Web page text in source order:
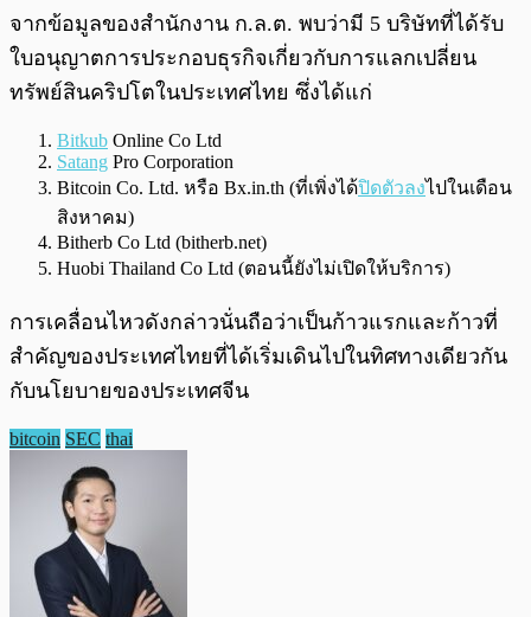
จากข้อมูลของสำนักงาน ก.ล.ต. พบว่ามี 5 บริษัทที่ได้รับ
ใบอนุญาตการประกอบธุรกิจเกี่ยวกับการแลกเปลี่ยน
ทรัพย์สินคริปโตในประเทศไทย ซึ่งได้แก่
Bitkub Online Co Ltd
Satang Pro Corporation
Bitcoin Co. Ltd. หรือ Bx.in.th (ที่เพิ่งได้ปิดตัวลงไปในเดือน
สิงหาคม)
Bitherb Co Ltd (bitherb.net)
Huobi Thailand Co Ltd (ตอนนี้ยังไม่เปิดให้บริการ)
การเคลื่อนไหวดังกล่าวนั่นถือว่าเป็นก้าวแรกและก้าวที่
สำคัญของประเทศไทยที่ได้เริ่มเดินไปในทิศทางเดียวกัน
กับนโยบายของประเทศจีน
bitcoin SEC thai